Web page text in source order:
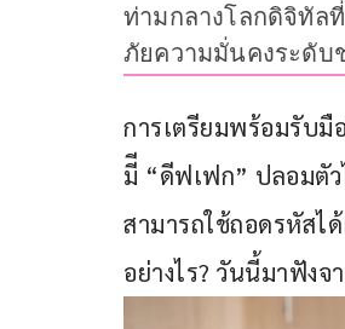
ท่ามกลางโลกดิจิทัล
ภัยความมั่นคงระดับ
การเตรียมพร้อมรับมื
มีี “ดีฟเฟก” ปลอมตั
สามารถใช้ถอดรหัสไ
อย่างไร? วันนี้มาฟัง